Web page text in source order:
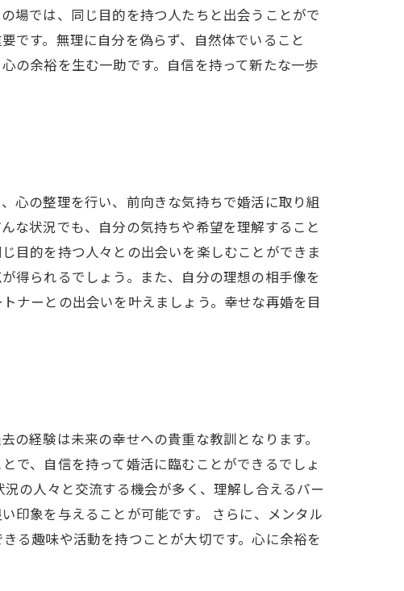
場では、同じ目的を持つ人たちと出会うことがで
です。無理に自分を偽らず、自然体でいること
の余裕を生む一助です。自信を持って新たな一歩
心の整理を行い、前向きな気持ちで婚活に取り組
な状況でも、自分の気持ちや希望を理解すること
目的を持つ人々との出会いを楽しむことができま
得られるでしょう。また、自分の理想の相手像を
ナーとの出会いを叶えましょう。幸せな再婚を目
経験は未来の幸せへの貴重な教訓となります。
で、自信を持って婚活に臨むことができるでしょ
の人々と交流する機会が多く、理解し合えるパー
印象を与えることが可能です。 さらに、メンタル
る趣味や活動を持つことが大切です。心に余裕を